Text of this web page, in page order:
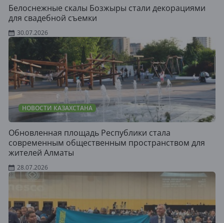
Белоснежные скалы Бозжыры стали декорациями
для свадебной съемки
30.07.2026
НОВОСТИ КАЗАХСТАНА
Обновленная площадь Республики стала
современным общественным пространством для
жителей Алматы
28.07.2026